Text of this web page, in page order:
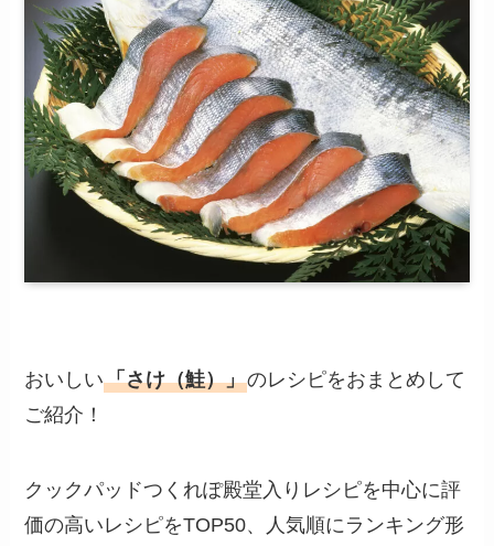
おいしい「さけ（鮭）」のレシピをおまとめして
ご紹介！
クックパッドつくれぽ殿堂入りレシピを中心に評
価の高いレシピをTOP50、人気順にランキング形